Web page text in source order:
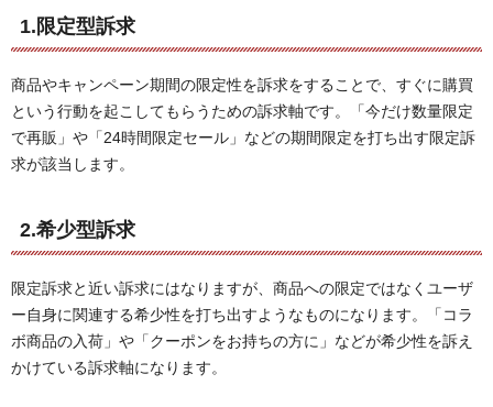
1.限定型訴求
商品やキャンペーン期間の限定性を訴求をすることで、すぐに購買
という行動を起こしてもらうための訴求軸です。「今だけ数量限定
で再販」や「24時間限定セール」などの期間限定を打ち出す限定訴
求が該当します。
2.希少型訴求
限定訴求と近い訴求にはなりますが、商品への限定ではなくユーザ
ー自身に関連する希少性を打ち出すようなものになります。「コラ
ボ商品の入荷」や「クーポンをお持ちの方に」などが希少性を訴え
かけている訴求軸になります。